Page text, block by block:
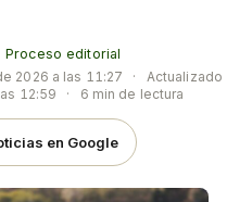
Proceso editorial
2026 a las 11:27 ·
Actualizado
12:59 · 6 min de lectura
en Google